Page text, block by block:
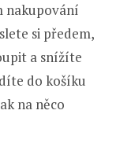
nakupování
si předem,
a snížíte
do košíku
na něco